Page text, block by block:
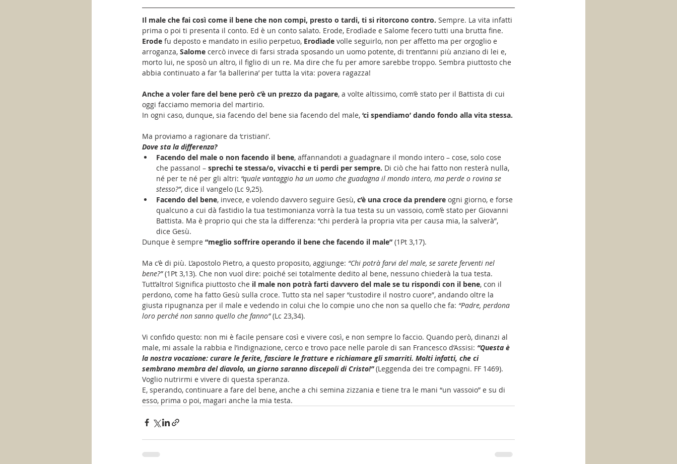
Il male che fai così come il bene che non compi, presto o tardi, ti si ritorcono contro. Sempre. La vita infatti
prima o poi ti presenta il conto. Ed è un conto salato. Erode, Erodìade e Salome fecero tutti una brutta fine.
Erode fu deposto e mandato in esilio perpetuo, Erodìade volle seguirlo, non per affetto ma per orgoglio e
arroganza, Salome cercò invece di farsi strada sposando un uomo potente, di trent’anni più anziano di lei e,
morto lui, ne sposò un altro, il figlio di un re. Ma dire che fu per amore sarebbe troppo. Sembra piuttosto che
abbia continuato a far ‘la ballerina’ per tutta la vita: povera ragazza!
Anche a voler fare del bene però c’è un prezzo da pagare, a volte altissimo, com’è stato per il Battista di cui
oggi facciamo memoria del martirio.
In ogni caso, dunque, sia facendo del bene sia facendo del male, ‘ci spendiamo’ dando fondo alla vita stessa.
Ma proviamo a ragionare da ‘cristiani’.
Dove sta la differenza?
Facendo del male o non facendo il bene, affannandoti a guadagnare il mondo intero – cose, solo cose
che passano! – sprechi te stessa/o, vivacchi e ti perdi per sempre. Di ciò che hai fatto non resterà nulla,
né per te né per gli altri: “quale vantaggio ha un uomo che guadagna il mondo intero, ma perde o rovina se
stesso?”, dice il vangelo (Lc 9,25).
Facendo del bene, invece, e volendo davvero seguire Gesù, c’è una croce da prendere ogni giorno, e forse
qualcuno a cui dà fastidio la tua testimonianza vorrà la tua testa su un vassoio, com’è stato per Giovanni
Battista. Ma è proprio qui che sta la differenza: “chi perderà la propria vita per causa mia, la salverà”,
dice Gesù.
Dunque è sempre “meglio soffrire operando il bene che facendo il male” (1Pt 3,17).
Ma c’è di più. L’apostolo Pietro, a questo proposito, aggiunge: “Chi potrà farvi del male, se sarete ferventi nel
bene?” (1Pt 3,13). Che non vuol dire: poiché sei totalmente dedito al bene, nessuno chiederà la tua testa.
Tutt’altro! Significa piuttosto che il male non potrà farti davvero del male se tu rispondi con il bene, con il
perdono, come ha fatto Gesù sulla croce. Tutto sta nel saper “custodire il nostro cuore”, andando oltre la
giusta ripugnanza per il male e vedendo in colui che lo compie uno che non sa quello che fa: “Padre, perdona
loro perché non sanno quello che fanno” (Lc 23,34).
Vi confido questo: non mi è facile pensare così e vivere così, e non sempre lo faccio. Quando però, dinanzi al
male, mi assale la rabbia e l’indignazione, cerco e trovo pace nelle parole di san Francesco d’Assisi: “Questa è
la nostra vocazione: curare le ferite, fasciare le fratture e richiamare gli smarriti. Molti infatti, che ci
sembrano membra del diavolo, un giorno saranno discepoli di Cristo!” (Leggenda dei tre compagni. FF 1469).
Voglio nutrirmi e vivere di questa speranza.
E, sperando, continuare a fare del bene, anche a chi semina zizzania e tiene tra le mani “un vassoio” e su di
esso, prima o poi, magari anche la mia testa.